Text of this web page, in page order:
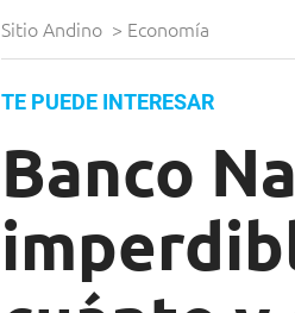
Sitio Andino > Economía
TE PUEDE INTERESAR
Banco